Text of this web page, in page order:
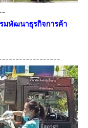
มพัฒนาธุรกิจการค้า